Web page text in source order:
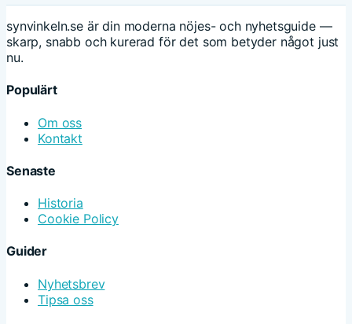
synvinkeln.se är din moderna nöjes- och nyhetsguide —
skarp, snabb och kurerad för det som betyder något just
nu.
Populärt
Om oss
Kontakt
Senaste
Historia
Cookie Policy
Guider
Nyhetsbrev
Tipsa oss